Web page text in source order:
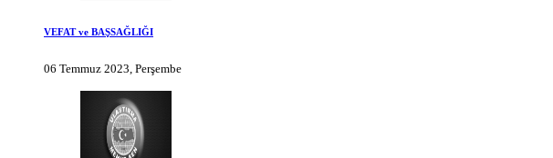
VEFAT ve BAŞSAĞLIĞI
06 Temmuz 2023, Perşembe